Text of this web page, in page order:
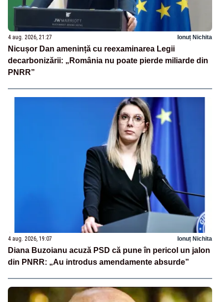
4 aug. 2026, 21:27 Ionuț Nichita
Nicușor Dan amenință cu reexaminarea Legii
decarbonizării: „România nu poate pierde miliarde din
PNRR”
4 aug. 2026, 19:07 Ionuț Nichita
Diana Buzoianu acuză PSD că pune în pericol un jalon
din PNRR: „Au introdus amendamente absurde”